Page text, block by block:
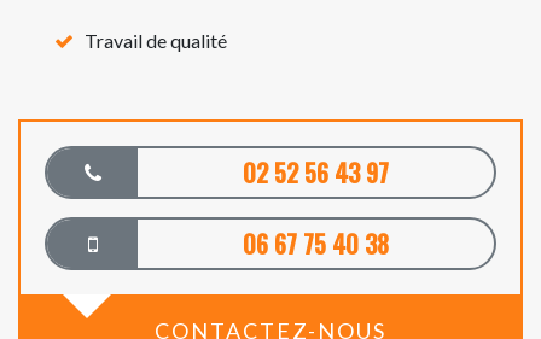
Travail de qualité
02 52 56 43 97
06 67 75 40 38
CONTACTEZ-NOUS